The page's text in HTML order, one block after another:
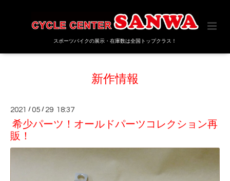
スポーツバイクの展示・在庫数は全国トップクラス！
新作情報
2021 /05 / 29 18:37
希少パーツ！オールドパーツコレクション再
販！